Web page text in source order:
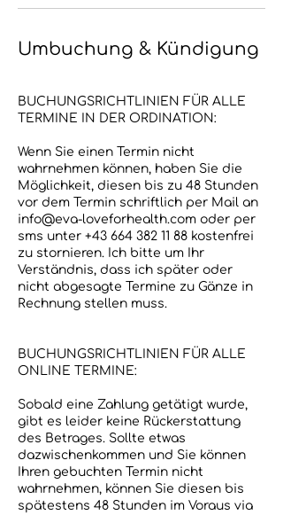
Umbuchung & Kündigung
BUCHUNGSRICHTLINIEN FÜR ALLE
TERMINE IN DER ORDINATION:
Wenn Sie einen Termin nicht
wahrnehmen können, haben Sie die
Möglichkeit, diesen bis zu 48 Stunden
vor dem Termin schriftlich per Mail an
info@eva-loveforhealth.com oder per
sms unter +43 664 382 11 88 kostenfrei
zu stornieren. Ich bitte um Ihr
Verständnis, dass ich später oder
nicht abgesagte Termine zu Gänze in
Rechnung stellen muss.
BUCHUNGSRICHTLINIEN FÜR ALLE
ONLINE TERMINE:
Sobald eine Zahlung getätigt wurde,
gibt es leider keine Rückerstattung
des Betrages. Sollte etwas
dazwischenkommen und Sie können
Ihren gebuchten Termin nicht
wahrnehmen, können Sie diesen bis
spätestens 48 Stunden im Voraus via